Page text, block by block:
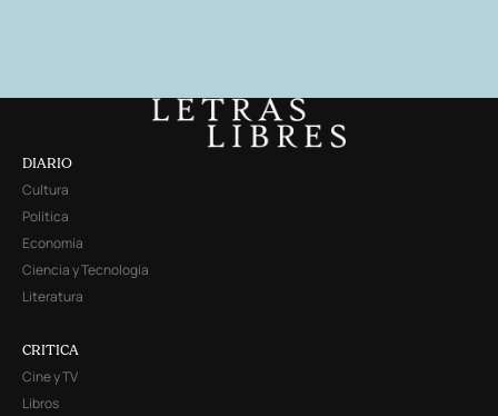
DIARIO
Cultura
Política
Economía
Ciencia y Tecnología
Literatura
CRITICA
Cine y TV
Libros